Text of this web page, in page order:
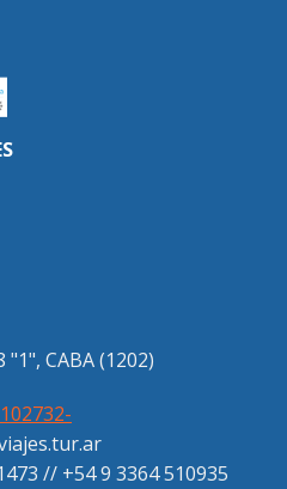
"1", CABA (1202)
// +54 9 3364 510935